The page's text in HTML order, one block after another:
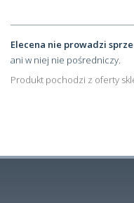
Elecena nie prowadzi
ani w niej nie pośredniczy.
Produkt pochodzi z oferty